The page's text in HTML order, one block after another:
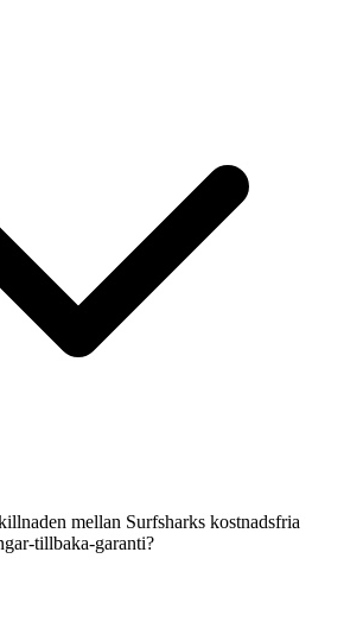
mellan Surfsharks kostnadsfria
tillbaka-garanti?